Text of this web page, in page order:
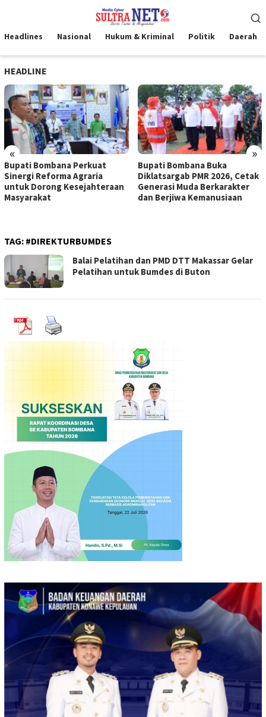
kontenMobile
Headlines Nasional Hukum & Kriminal Politik Daerah
HEADLINE
« »
Bupati Bombana Perkuat
Sinergi Reforma Agraria
untuk Dorong Kesejahteraan
Masyarakat
Bupati Bombana Buka
Diklatsargab PMR 2026, Cetak
Generasi Muda Berkarakter
dan Berjiwa Kemanusiaan
TAG: #DIREKTURBUMDES
Balai Pelatihan dan PMD DTT Makassar Gelar
Pelatihan untuk Bumdes di Buton